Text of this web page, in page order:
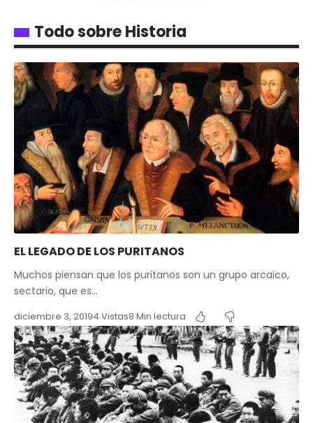
Todo sobre Historia
EL LEGADO DE LOS PURITANOS
Muchos piensan que los puritanos son un grupo arcaico,
sectario, que es…
diciembre 3, 20194 Vistas8 Min lectura